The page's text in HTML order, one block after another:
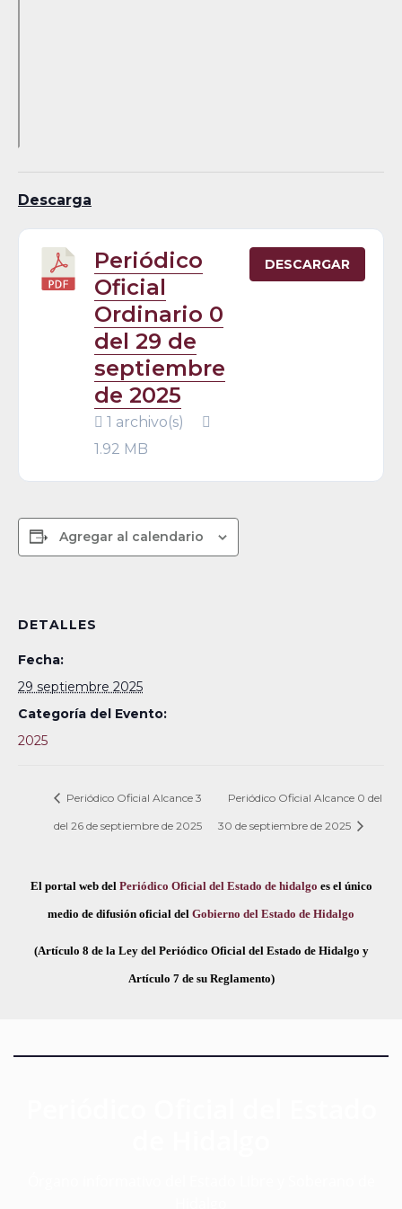
Descarga
Periódico
Oficial
Ordinario 0
del 29 de
septiembre
de 2025
1 archivo(s)
1.92 MB
DESCARGAR
Agregar al calendario
DETALLES
Fecha:
29 septiembre 2025
Categoría del Evento:
2025
Periódico Oficial Alcance 3
del 26 de septiembre de 2025
Periódico Oficial Alcance 0 del
30 de septiembre de 2025
El portal web del Periódico Oficial del Estado de hidalgo es el único
medio de difusión oficial del Gobierno del Estado de Hidalgo
(Artículo 8 de la Ley del Periódico Oficial del Estado de Hidalgo y
Artículo 7 de su Reglamento)